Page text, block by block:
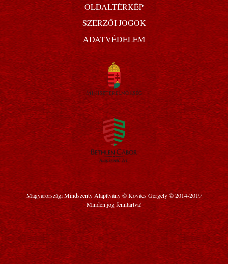
OLDALTÉRKÉP
SZERZŐI JOGOK
ADATVÉDELEM
Magyarországi Mindszenty Alapítvány © Kovács Gergely © 2014-2019
Minden jog fenntartva!